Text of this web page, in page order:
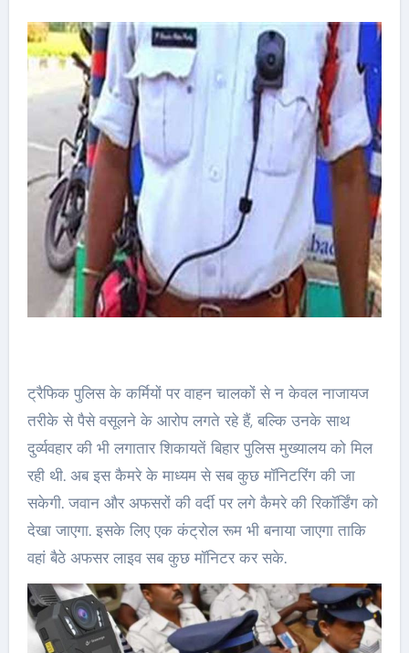
ट्रैफिक पुलिस के कर्मियों पर वाहन चालकों से न केवल नाजायज
तरीके से पैसे वसूलने के आरोप लगते रहे हैं, बल्कि उनके साथ
दुर्व्यवहार की भी लगातार शिकायतें बिहार पुलिस मुख्यालय को मिल
रही थी. अब इस कैमरे के माध्यम से सब कुछ मॉनिटरिंग की जा
सकेगी. जवान और अफसरों की वर्दी पर लगे कैमरे की रिकॉर्डिंग को
देखा जाएगा. इसके लिए एक कंट्रोल रूम भी बनाया जाएगा ताकि
वहां बैठे अफसर लाइव सब कुछ मॉनिटर कर सके.